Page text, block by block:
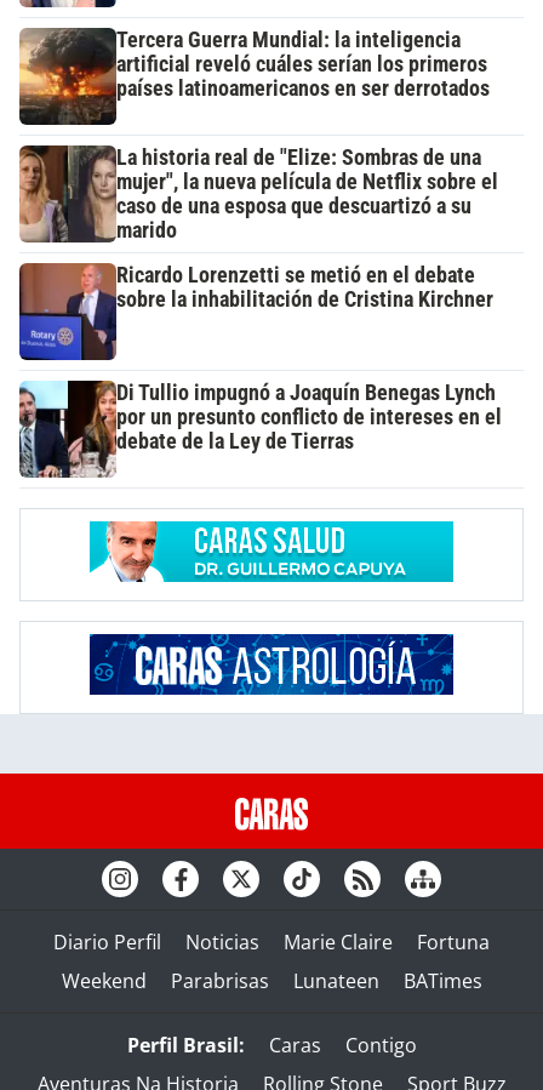
Tercera Guerra Mundial: la inteligencia
artificial reveló cuáles serían los primeros
países latinoamericanos en ser derrotados
La historia real de "Elize: Sombras de una
mujer", la nueva película de Netflix sobre el
caso de una esposa que descuartizó a su
marido
Ricardo Lorenzetti se metió en el debate
sobre la inhabilitación de Cristina Kirchner
Di Tullio impugnó a Joaquín Benegas Lynch
por un presunto conflicto de intereses en el
debate de la Ley de Tierras
Diario Perfil Noticias Marie Claire
Fortuna
Weekend
Parabrisas Lunateen BATimes
Perfil Brasil: Caras
Contigo
Aventuras Na Historia
Rolling Stone Sport Buzz